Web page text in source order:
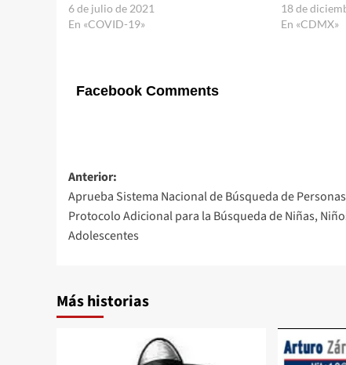
6 de julio de 2021
En «COVID-19»
18 de
En «CDMX»
Facebook Comments
Navegación
de
entradas
Anterior:
Aprueba Sistema Nacional de Búsqueda de Personas
Protocolo Adicional para la Búsqueda de Niñas,
Adolescentes
Más historias